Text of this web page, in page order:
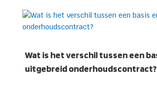
Wat is het verschil tussen een
uitgebreid onderhoudscontract?